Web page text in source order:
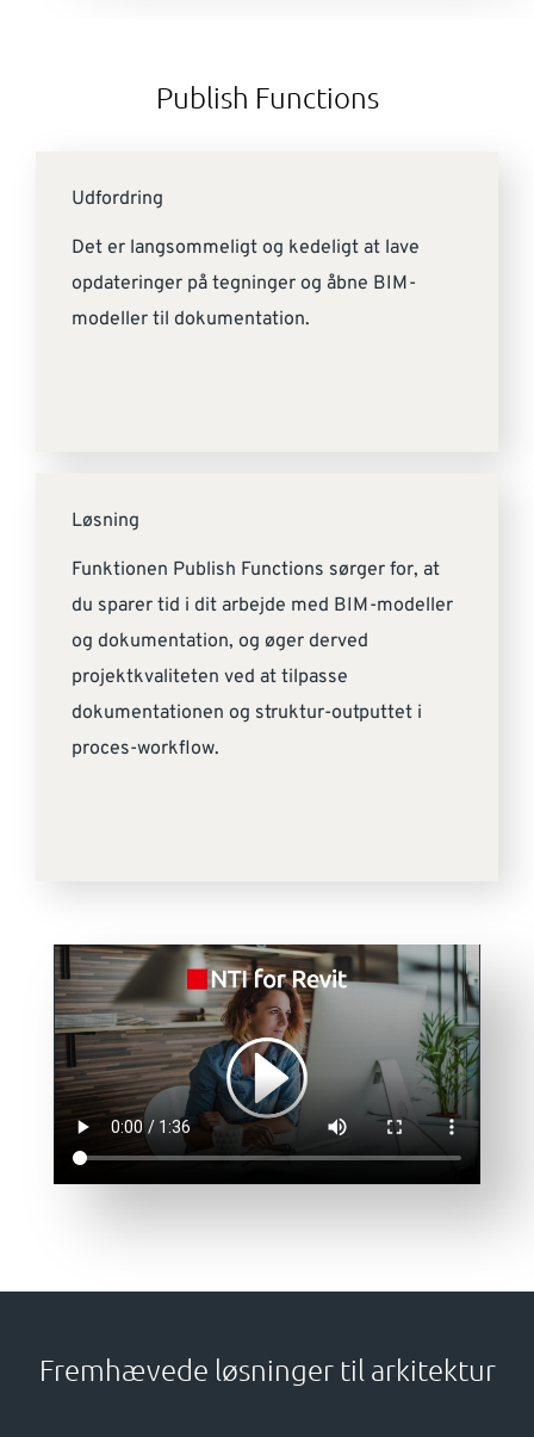
Publish Functions
Udfordring
Det er langsommeligt og kedeligt at lave
opdateringer på tegninger og åbne BIM-
modeller til dokumentation.
Løsning
Funktionen Publish Functions sørger for, at
du sparer tid i dit arbejde med BIM-modeller
og dokumentation, og øger derved
projektkvaliteten ved at tilpasse
dokumentationen og struktur-outputtet i
proces-workflow.
Fremhævede løsninger til arkitektur